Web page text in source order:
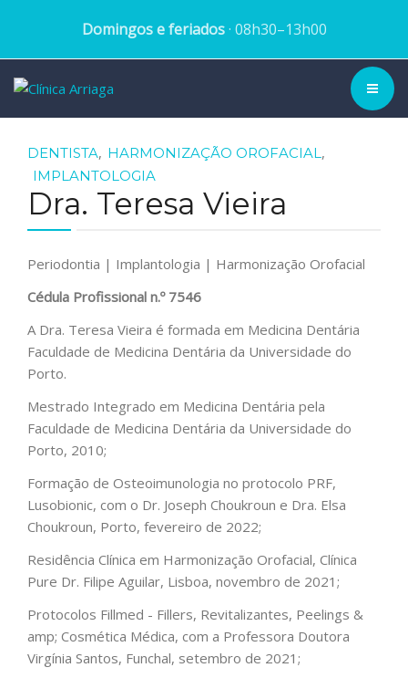
Domingos e feriados· 08h30–13h00
HISTÓRIA
EQUIPA
TRATAMENTOS
MARCAR CONSULTA
PORTUGUÊS
DENTISTA, HARMONIZAÇÃO OROFACIAL,
IMPLANTOLOGIA
Dra. Teresa Vieira
Periodontia | Implantologia | Harmonização Orofacial
Cédula Profissional n.º7546
A Dra. Teresa Vieira é formada em Medicina Dentária
Faculdade de Medicina Dentária da Universidade do
Porto.
Mestrado Integrado em Medicina Dentária pela
Faculdade de Medicina Dentária da Universidade do
Porto, 2010;
Formação de Osteoimunologia no protocolo PRF,
Lusobionic, com o Dr. Joseph Choukroun e Dra. Elsa
Choukroun, Porto, fevereiro de 2022;
Residência Clínica em Harmonização Orofacial, Clínica
Pure Dr. Filipe Aguilar, Lisboa, novembro de 2021;
Protocolos Fillmed - Fillers, Revitalizantes, Peelings &
amp; Cosmética Médica, com a Professora Doutora
Virgínia Santos, Funchal, setembro de 2021;